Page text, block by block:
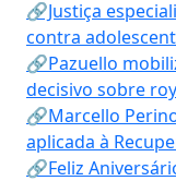
🔗Justiça
contra
🔗Pazuello
decisivo sobre
🔗Marcello
aplicada à
🔗Feliz